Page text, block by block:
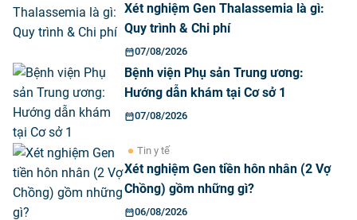
Xét nghiệm Gen Thalassemia là gì:
Quy trình & Chi phí
07/08/2026
Bệnh viện Phụ sản Trung ương:
Hướng dẫn khám tại Cơ sở 1
07/08/2026
Tin y tế
Xét nghiệm Gen tiền hôn nhân (2 Vợ
Chồng) gồm những gì?
06/08/2026